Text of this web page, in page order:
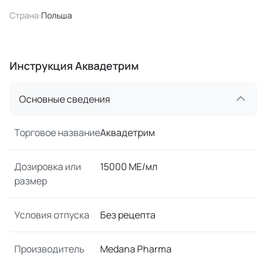
Страна:Польша
Инструкция Аквадетрим
Основные сведения
Торговое названиеАквадетрим
Дозировка или
размер
15000 МЕ/мл
Условия отпуска Без рецепта
Производитель Medana Pharma